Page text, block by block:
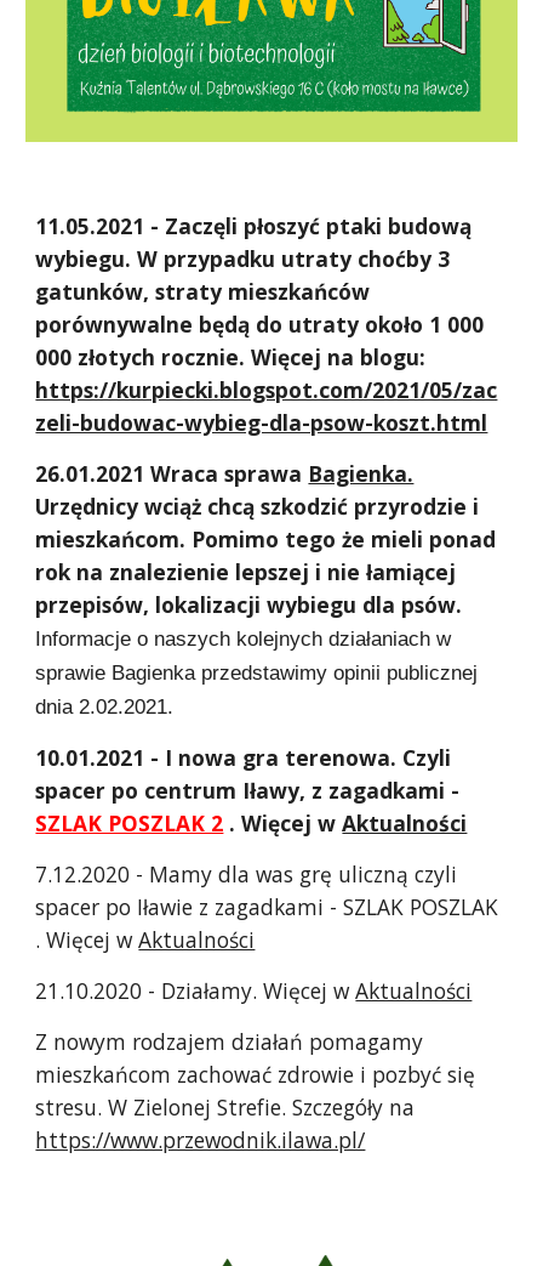
11.05.2021 - Zaczęli płoszyć ptaki budową
wybiegu. W przypadku utraty choćby 3
gatunków, straty mieszkańców
porównywalne będą do utraty około 1 000
000 złotych rocznie. Więcej na blogu:
https://kurpiecki.blogspot.com/2021/05/zac
zeli-budowac-wybieg-dla-psow-koszt.html
26.01.2021 Wraca sprawa Bagienka.
Urzędnicy wciąż chcą szkodzić przyrodzie i
mieszkańcom. Pomimo tego że mieli ponad
rok na znalezienie lepszej i nie łamiącej
przepisów, lokalizacji wybiegu dla psów.
Informacje o naszych kolejnych działaniach w
sprawie Bagienka przedstawimy opinii publicznej
dnia 2.02.2021.
10.01.2021 - I nowa gra terenowa. Czyli
spacer po centrum Iławy, z zagadkami -
SZLAK POSZLAK 2 . Więcej wAktualności
7.12.2020 - Mamy dla was grę uliczną czyli
spacer po Iławie z zagadkami - SZLAK POSZLAK
. Więcej wAktualności
21.10.2020 - Działamy. Więcej wAktualności
Z nowym rodzajem działań pomagamy
mieszkańcom zachować zdrowie i pozbyć się
stresu. W Zielonej Strefie. Szczegóły na
https://www.przewodnik.ilawa.pl/